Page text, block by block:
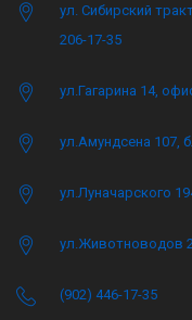
ул. Сибирский
206-17-35
ул.Гагарина 14,
ул.Амундсена 107,
ул.Луначарского
ул.Животноводов
(902) 446-17-35